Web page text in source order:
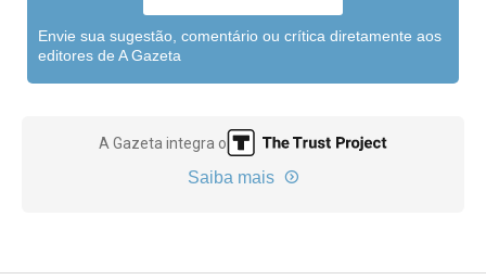
Envie sua sugestão, comentário ou crítica diretamente aos
editores de A Gazeta
A Gazeta integra o
Saiba mais